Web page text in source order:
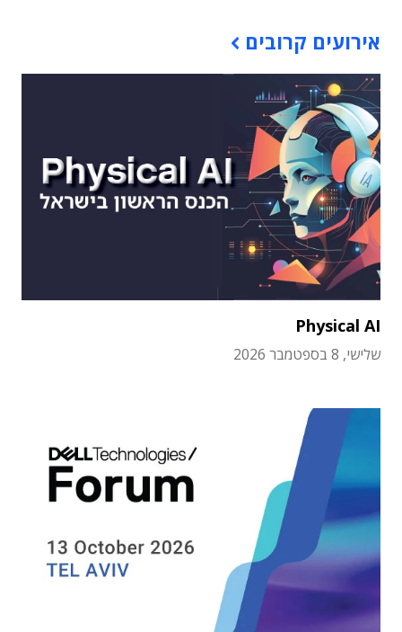
אירועים קרובים
Physical AI
שלישי, 8 בספטמבר 2026